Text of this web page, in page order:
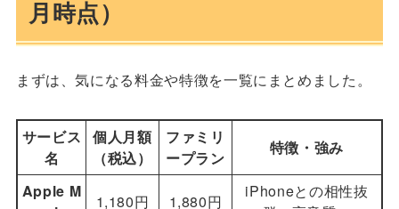
月時点）
まずは、気になる料金や特徴を一覧にまとめました。
サービス
名
個人月額
（税込）
ファミリ
ープラン
特徴・強み
Apple M
1,180円 1,880円
iPhoneとの相性抜